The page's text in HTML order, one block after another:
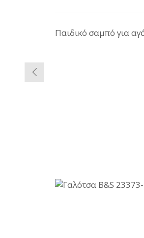
Παιδικό σαμπό για